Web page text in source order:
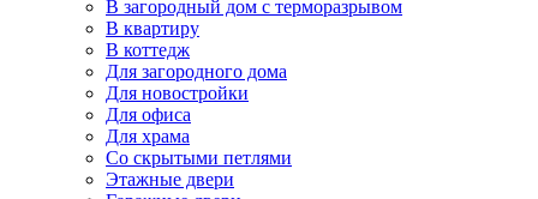
В загородный дом с терморазрывом
В квартиру
В коттедж
Для загородного дома
Для новостройки
Для офиса
Для храма
Со скрытыми петлями
Этажные двери